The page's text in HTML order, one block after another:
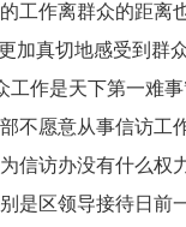
工作离群众的距离
加真切地感受到群
作是天下第一难
不愿意从事信访工
访办没有什么权
是区领导接待日前